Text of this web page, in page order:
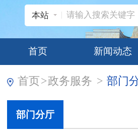
本站
首页 新闻动态
首页>政务服务 > 部门
部门分厅